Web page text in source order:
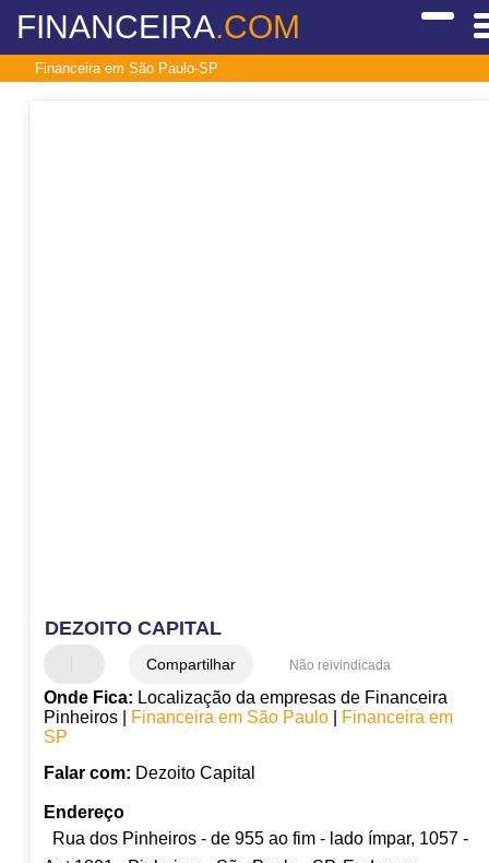
FINANCEIRA.COM
Financeira em São Paulo-SP
DEZOITO CAPITAL
Compartilhar Não reivindicada
Onde Fica: Localização da empresas de Financeira
Pinheiros |
Financeira em São Paulo|
Financeira em
SP
Falar com: Dezoito Capital
Endereço
Rua dos Pinheiros - de 955 ao fim - lado ímpar, 1057 -